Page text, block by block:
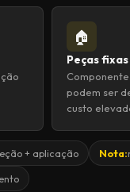
🏠
Peças
podem ser
custo
+ aplicação Nota: